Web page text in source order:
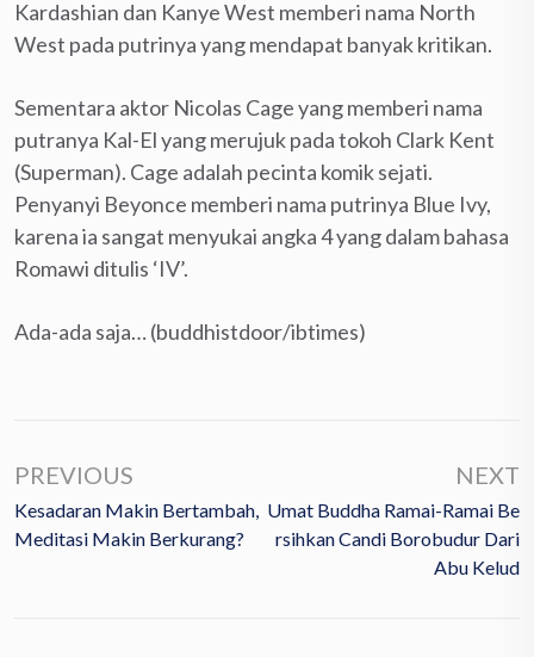
Kardashian dan Kanye West memberi nama North
West pada putrinya yang mendapat banyak kritikan.
Sementara aktor Nicolas Cage yang memberi nama
putranya Kal-El yang merujuk pada tokoh Clark Kent
(Superman). Cage adalah pecinta komik sejati.
Penyanyi Beyonce memberi nama putrinya Blue Ivy,
karena ia sangat menyukai angka 4 yang dalam bahasa
Romawi ditulis ‘IV’.
Ada-ada saja… (buddhistdoor/ibtimes)
PREVIOUS
Kesadaran Makin Bertambah,
Meditasi Makin Berkurang?
NEXT
Umat Buddha Ramai-Ramai Be
Rsihkan Candi Borobudur Dari
Abu Kelud